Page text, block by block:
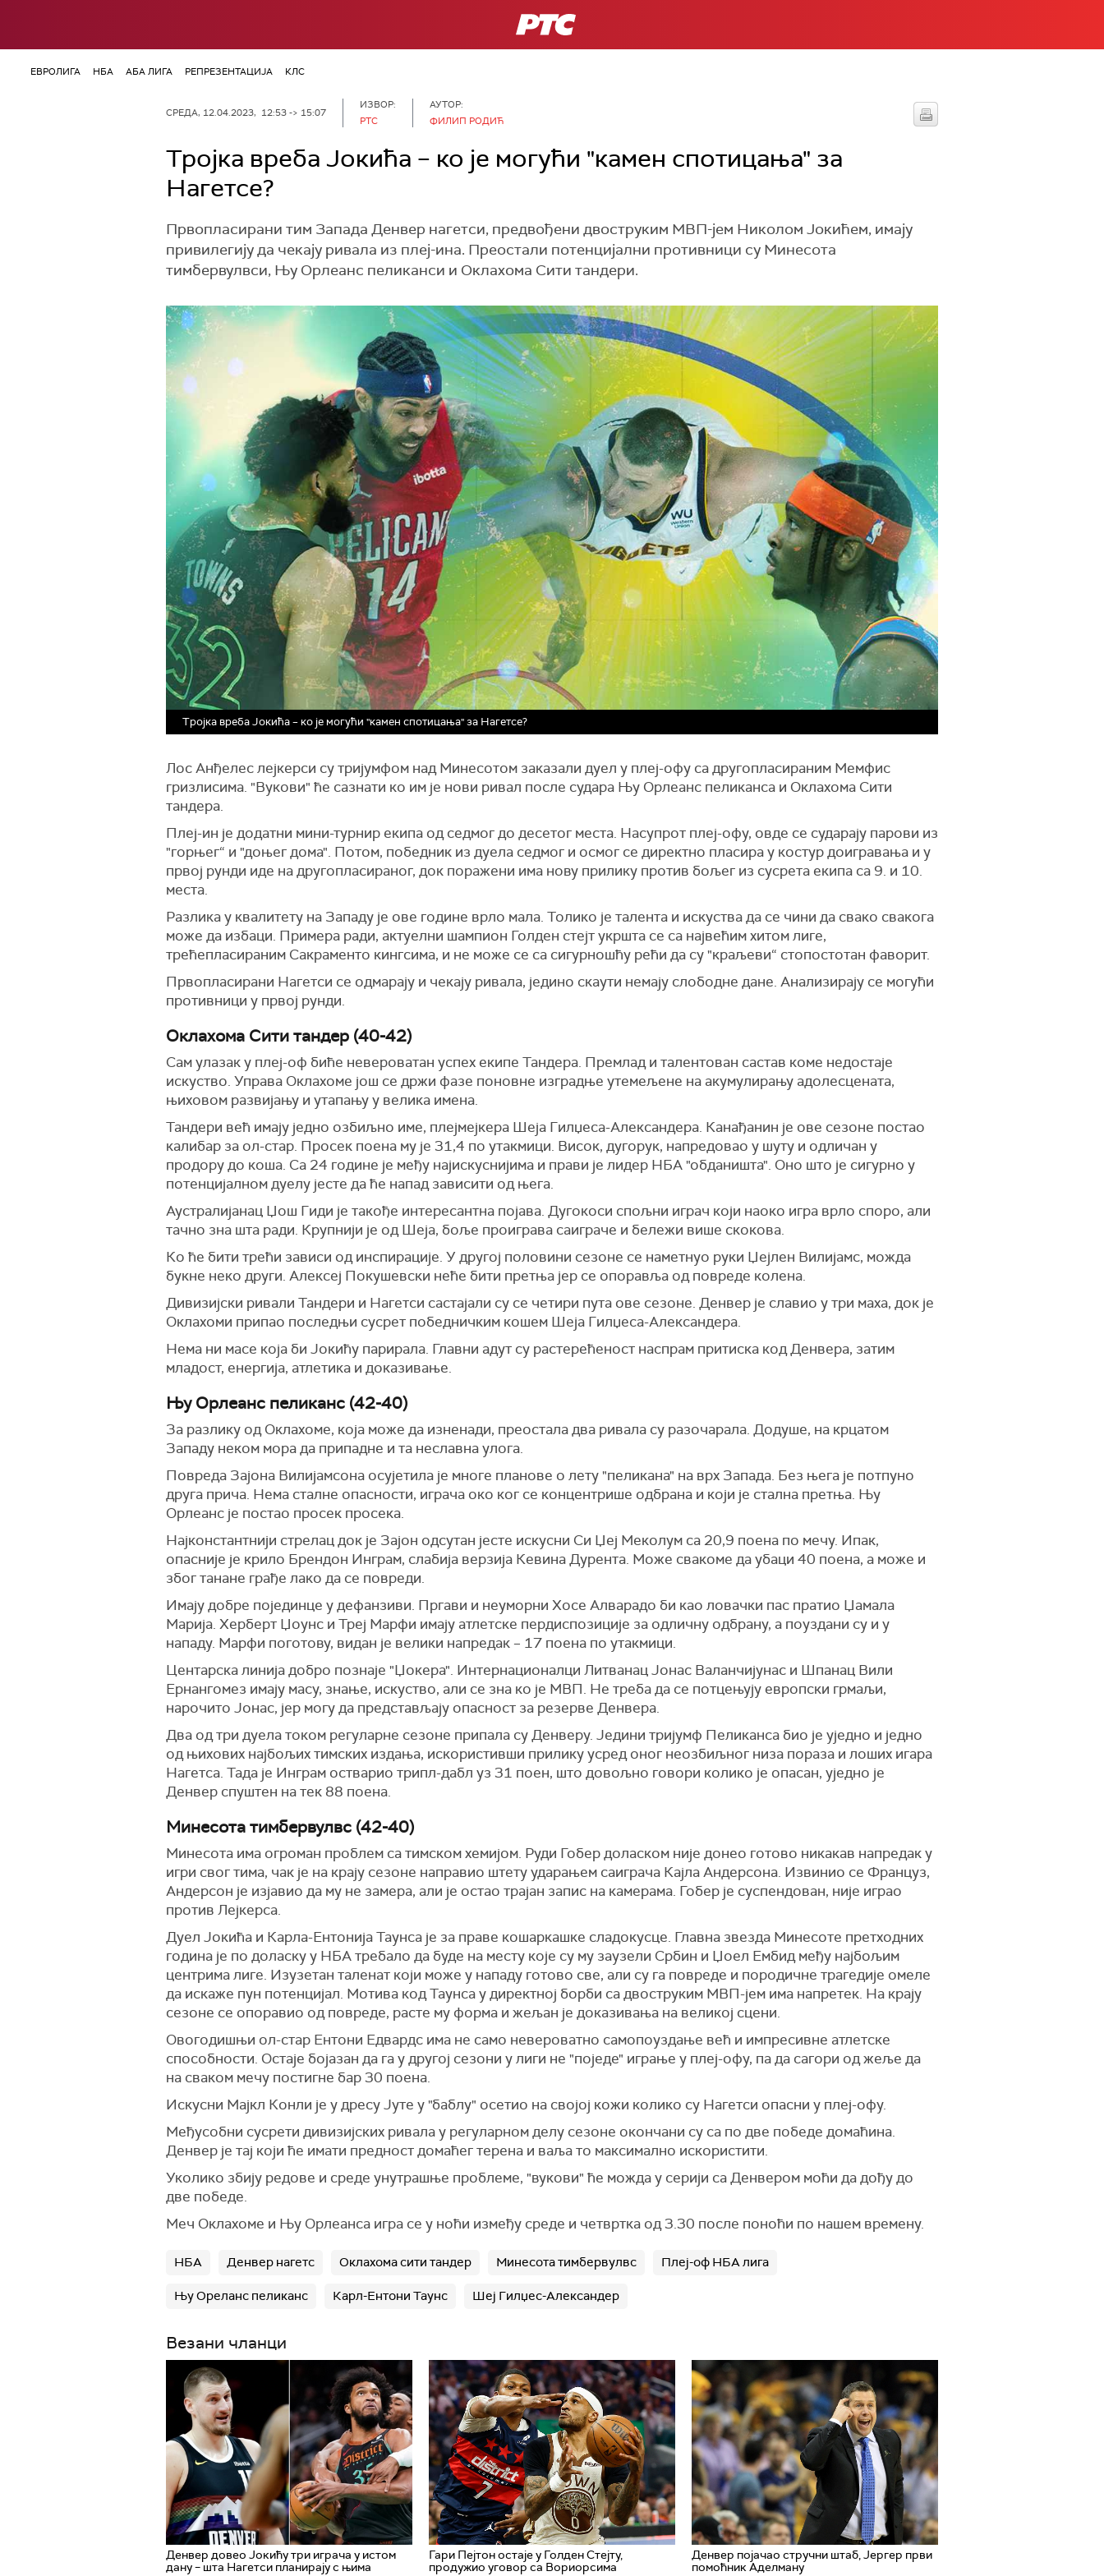
РТС
ЕВРОЛИГА НБА АБА ЛИГА РЕПРЕЗЕНТАЦИЈА КЛС
СРЕДА, 12.04.2023, 12:53 -> 15:07
ИЗВОР:
РТС
АУТОР:
ФИЛИП РОДИЋ
Тројка вреба Јокића – ко је могући "камен спотицања" за
Нагетсе?
Првопласирани тим Запада Денвер нагетси, предвођени двоструким МВП-јем Николом Јокићем, имају
привилегију да чекају ривала из плеј-ина. Преостали потенцијални противници су Минесота
тимбервулвси, Њу Орлеанс пеликанси и Оклахома Сити тандери.
Тројка вреба Јокића – ко је могући "камен спотицања" за Нагетсе?
Лос Анђелес лејкерси су тријумфом над Минесотом заказали дуел у плеј-офу са другопласираним Мемфис
гризлисима. "Вукови" ће сазнати ко им је нови ривал после судара Њу Орлеанс пеликанса и Оклахома Сити
тандера.
Плеј-ин је додатни мини-турнир екипа од седмог до десетог места. Насупрот плеј-офу, овде се сударају парови из
"горњег“ и "доњег дома". Потом, победник из дуела седмог и осмог се директно пласира у костур доигравања и у
првој рунди иде на другопласираног, док поражени има нову прилику против бољег из сусрета екипа са 9. и 10.
места.
Разлика у квалитету на Западу је ове године врло мала. Толико је талента и искуства да се чини да свако свакога
може да избаци. Примера ради, актуелни шампион Голден стејт укршта се са највећим хитом лиге,
трећепласираним Сакраменто кингсима, и не може се са сигурношћу рећи да су "краљеви“ стопостотан фаворит.
Првопласирани Нагетси се одмарају и чекају ривала, једино скаути немају слободне дане. Анализирају се могући
противници у првој рунди.
Оклахома Сити тандер (40-42)
Сам улазак у плеј-оф биће невероватан успех екипе Тандера. Премлад и талентован састав коме недостаје
искуство. Управа Оклахоме још се држи фазе поновне изградње утемељене на акумулирању адолесцената,
њиховом развијању и утапању у велика имена.
Тандери већ имају једно озбиљно име, плејмејкера Шеја Гилџеса-Александера. Канађанин је ове сезоне постао
калибар за ол-стар. Просек поена му је 31,4 по утакмици. Висок, дугорук, напредовао у шуту и одличан у
продору до коша. Са 24 године је међу најискуснијима и прави је лидер НБА "обданишта". Оно што је сигурно у
потенцијалном дуелу јесте да ће напад зависити од њега.
Аустралијанац Џош Гиди је такође интересантна појава. Дугокоси спољни играч који наоко игра врло споро, али
тачно зна шта ради. Крупнији је од Шеја, боље проиграва саиграче и бележи више скокова.
Ко ће бити трећи зависи од инспирације. У другој половини сезоне се наметнуо руки Џејлен Вилијамс, можда
букне неко други. Алексеј Покушевски неће бити претња јер се опоравља од повреде колена.
Дивизијски ривали Тандери и Нагетси састајали су се четири пута ове сезоне. Денвер је славио у три маха, док је
Оклахоми припао последњи сусрет победничким кошем Шеја Гилџеса-Александера.
Нема ни масе која би Јокићу парирала. Главни адут су растерећеност наспрам притиска код Денвера, затим
младост, енергија, атлетика и доказивање.
Њу Орлеанс пеликанс (42-40)
За разлику од Оклахоме, која може да изненади, преостала два ривала су разочарала. Додуше, на крцатом
Западу неком мора да припадне и та неславна улога.
Повреда Зајона Вилијамсона осујетила је многе планове о лету "пеликана" на врх Запада. Без њега је потпуно
друга прича. Нема сталне опасности, играча око ког се концентрише одбрана и који је стална претња. Њу
Орлеанс је постао просек просека.
Најконстантнији стрелац док је Зајон одсутан јесте искусни Си Џеј Меколум са 20,9 поена по мечу. Ипак,
опасније је крило Брендон Инграм, слабија верзија Кевина Дурента. Може свакоме да убаци 40 поена, а може и
због танане грађе лако да се повреди.
Имају добре појединце у дефанзиви. Пргави и неуморни Хосе Алварадо би као ловачки пас пратио Џамала
Марија. Херберт Џоунс и Треј Марфи имају атлетске пердиспозиције за одличну одбрану, а поуздани су и у
нападу. Марфи поготову, видан је велики напредак – 17 поена по утакмици.
Центарска линија добро познаје "Џокера". Интернационалци Литванац Јонас Валанчијунас и Шпанац Вили
Ернангомез имају масу, знање, искуство, али се зна ко је МВП. Не треба да се потцењују европски грмаљи,
нарочито Јонас, јер могу да представљају опасност за резерве Денвера.
Два од три дуела током регуларне сезоне припала су Денверу. Једини тријумф Пеликанса био је уједно и једно
од њихових најбољих тимских издања, искористивши прилику усред оног неозбиљног низа пораза и лоших игара
Нагетса. Тада је Инграм остварио трипл-дабл уз 31 поен, што довољно говори колико је опасан, уједно је
Денвер спуштен на тек 88 поена.
Минесота тимбервулвс (42-40)
Минесота има огроман проблем са тимском хемијом. Руди Гобер доласком није донео готово никакав напредак у
игри свог тима, чак је на крају сезоне направио штету ударањем саиграча Кајла Андерсона. Извинио се Француз,
Андерсон је изјавио да му не замера, али је остао трајан запис на камерама. Гобер је суспендован, није играо
против Лејкерса.
Дуел Јокића и Карла-Ентонија Таунса је за праве кошаркашке сладокусце. Главна звезда Минесоте претходних
година је по доласку у НБА требало да буде на месту које су му заузели Србин и Џоел Ембид међу најбољим
центрима лиге. Изузетан таленат који може у нападу готово све, али су га повреде и породичне трагедије омеле
да искаже пун потенцијал. Мотива код Таунса у директној борби са двоструким МВП-јем има напретек. На крају
сезоне се опоравио од повреде, расте му форма и жељан је доказивања на великој сцени.
Овогодишњи ол-стар Ентони Едвардс има не само невероватно самопоуздање већ и импресивне атлетске
способности. Остаје бојазан да га у другој сезони у лиги не "поједе" играње у плеј-офу, па да сагори од жеље да
на сваком мечу постигне бар 30 поена.
Искусни Мајкл Конли је у дресу Јуте у "баблу" осетио на својој кожи колико су Нагетси опасни у плеј-офу.
Међусобни сусрети дивизијских ривала у регуларном делу сезоне окончани су са по две победе домаћина.
Денвер је тај који ће имати предност домаћег терена и ваља то максимално искористити.
Уколико збију редове и среде унутрашње проблеме, "вукови" ће можда у серији са Денвером моћи да дођу до
две победе.
Меч Оклахоме и Њу Орлеанса игра се у ноћи између среде и четвртка од 3.30 после поноћи по нашем времену.
НБА Денвер нагетс Оклахома сити тандер Минесота тимбервулвс Плеј-оф НБА лига
Њу Ореланс пеликанс Карл-Ентони Таунс Шеј Гилџес-Александер
Везани чланци
Денвер довео Јокићу три играча у истом
дану – шта Нагетси планирају с њима
Гари Пејтон остаје у Голден Стејту,
продужио уговор са Вориорсима
Денвер појачао стручни штаб, Јергер први
помоћник Аделману